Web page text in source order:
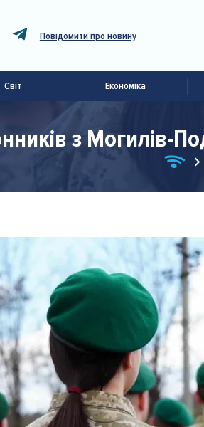
Повідомити про новину
Світ Економіка
з Могилів-